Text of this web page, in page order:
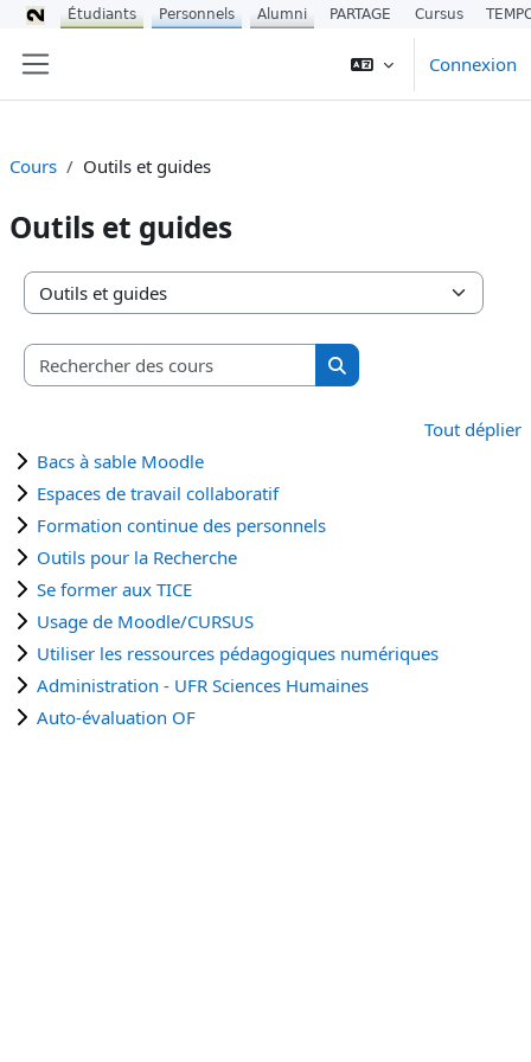
Connexion
Cours Outils et guides
Outils et guides
Catégories de cours
Rechercher des cours
Rechercher des cours
Tout déplier
Bacs à sable Moodle
Espaces de travail collaboratif
Formation continue des personnels
Outils pour la Recherche
Se former aux TICE
Usage de Moodle/CURSUS
Utiliser les ressources pédagogiques numériques
Administration - UFR Sciences Humaines
Auto-évaluation OF
Étudiants Personnels Alumni PARTAGE Cursus